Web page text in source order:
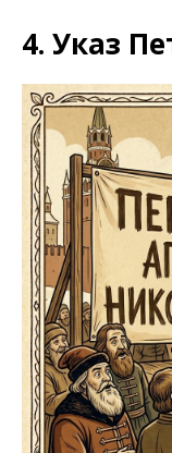
4. Указ